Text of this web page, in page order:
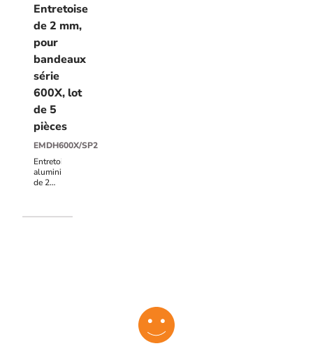
Entretoise
de 2 mm,
pour
bandeaux
série
600X, lot
de 5
pièces
EMDH600X/SP2
Entretoise
aluminium
de 2
bandeau